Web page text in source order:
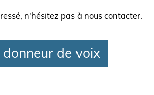
n'hésitez pas à nous contacter.
donneur de voix